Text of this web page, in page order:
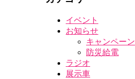
イベント
お知らせ
キャンペーン
防災給電
ラジオ
展示車